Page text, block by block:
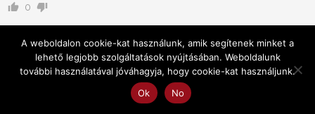
0
szocske Vendég 9 éve
@andras most éppen csúcson vannak, de egy
nyugdíjpénztárnál az átlagügyfél nem egyszerre tesz egy
nagyobb vagyont, hanem 20-30 évig fizetget kis
A weboldalon cookie-kat használunk, amik segítenek minket a
lehető legjobb szolgáltatások nyújtásában. Weboldalunk
további használatával jóváhagyja, hogy cookie-kat használjunk.
Ok
No